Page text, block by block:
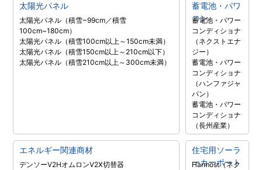
太陽光パネル
太陽光パネル（積雪~99cm／積雪
100cm~180cm）
太陽光パネル（積雪100cm以上～150cm未満）
太陽光パネル（積雪150cm以上～210cm以下）
太陽光パネル（積雪210cm以上～300cm未満）
蓄電池・パワ
コン
蓄電池・パワー
コンディショナ
（ネクストエナ
ジー）
蓄電池・パワー
コンディショナ
（ハンファジャ
パン）
蓄電池・パワー
コンディショナ
（長州産業）
エネルギー関連商材
デンソーV2HオムロンV2X切替器
住宅用ソーラ
ーカーポート
Harmost（ネク